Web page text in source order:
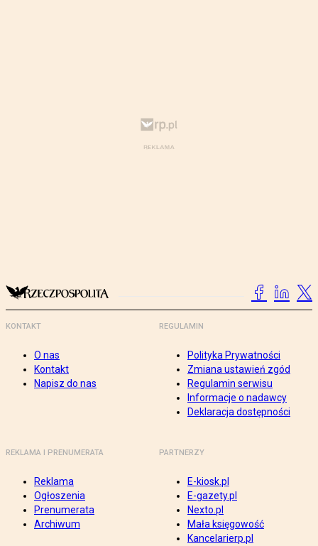
KONTAKT
O nas
Kontakt
Napisz do nas
REGULAMIN
Polityka Prywatności
Zmiana ustawień zgód
Regulamin serwisu
Informacje o nadawcy
Deklaracja dostępności
REKLAMA I PRENUMERATA
Reklama
Ogłoszenia
Prenumerata
Archiwum
PARTNERZY
E-kiosk.pl
E-gazety.pl
Nexto.pl
Mała księgowość
Kancelarierp.pl